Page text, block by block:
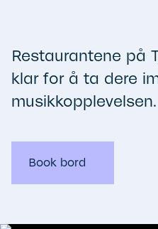
Restaurantene på
klar for å ta dere
musikkopplevelsen.
Book bord